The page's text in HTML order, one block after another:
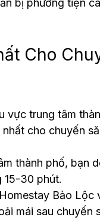
bị phương tiện
Cho
vực trung tâm
cho chuyến
thành phố, bạn
15-30 phút.
Bảo Lộc
mái sau chuyến